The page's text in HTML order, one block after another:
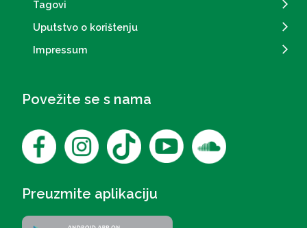
Tagovi
Uputstvo o korištenju
Impressum
Povežite se s nama
Preuzmite aplikaciju